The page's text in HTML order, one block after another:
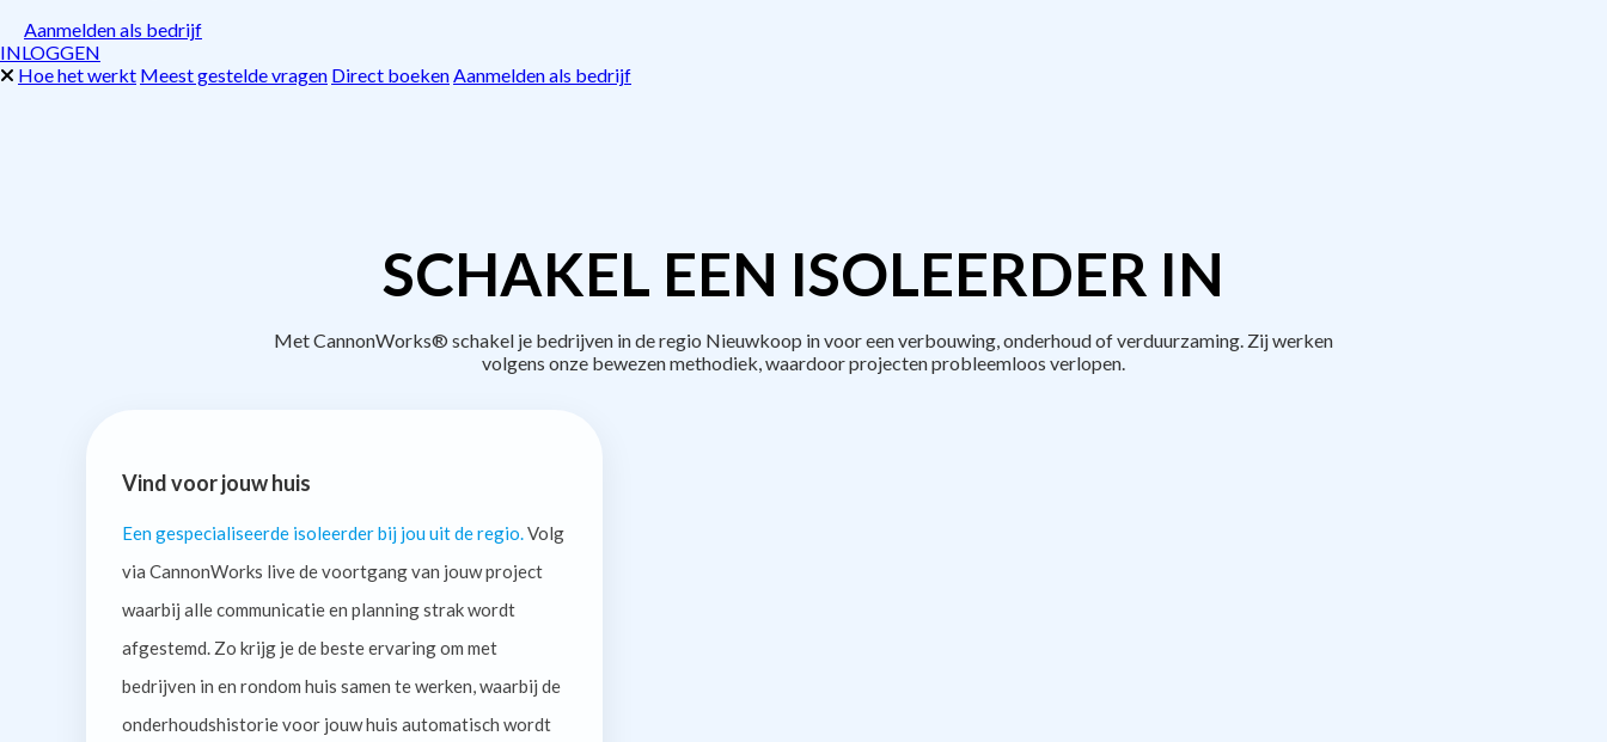
Aanmelden als bedrijf
INLOGGEN
Hoe het werkt Meest gestelde vragen Direct boekenAanmelden als bedrijf
SCHAKEL EEN ISOLEERDER IN
Met CannonWorks® schakel je bedrijven in de regio Nieuwkoop in voor een verbouwing, onderhoud of verduurzaming. Zij werken
volgens onze bewezen methodiek, waardoor projecten probleemloos verlopen.
Vind voor jouw huis
Een gespecialiseerde isoleerder bij jou uit de regio. Volg
via CannonWorks live de voortgang van jouw project
waarbij alle communicatie en planning strak wordt
afgestemd. Zo krijg je de beste ervaring om met
bedrijven in en rondom huis samen te werken, waarbij de
onderhoudshistorie voor jouw huis automatisch wordt